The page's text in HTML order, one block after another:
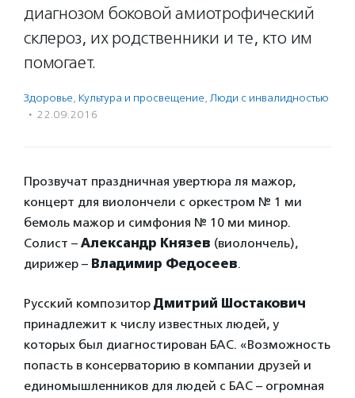
диагнозом боковой амиотрофический
склероз, их родственники и те, кто им
помогает.
Здоровье, Культура и просвещение, Люди с инвалидностью
· 22.09.2016
Прозвучат праздничная увертюра ля мажор,
концерт для виолончели с оркестром № 1 ми
бемоль мажор и симфония № 10 ми минор.
Солист – Александр Князев (виолончель),
дирижер – Владимир Федосеев.
Русский композитор Дмитрий Шостакович
принадлежит к числу известных людей, у
которых был диагностирован БАС. «Возможность
попасть в консерваторию в компании друзей и
единомышленников для людей с БАС – огромная